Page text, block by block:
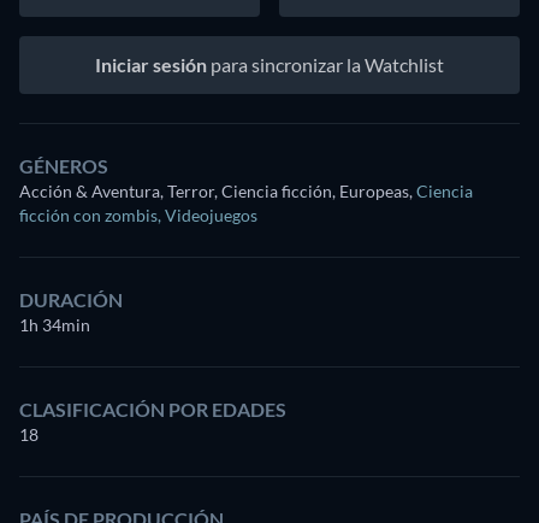
Iniciar sesión para sincronizar la Watchlist
GÉNEROS
Acción & Aventura, Terror, Ciencia ficción, Europeas,Ciencia
ficción con zombis, Videojuegos
DURACIÓN
1h 34min
CLASIFICACIÓN POR EDADES
18
PAÍS DE PRODUCCIÓN